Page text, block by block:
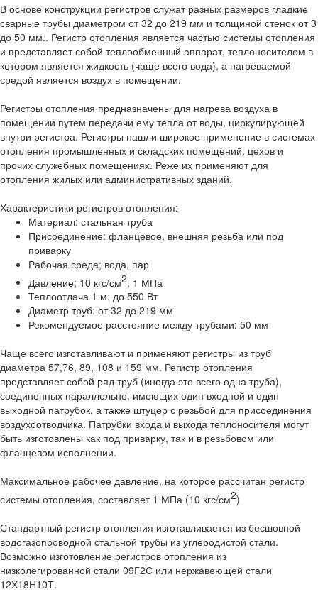
В основе конструкции регистров служат разных размеров гладкие
сварные трубы диаметром от 32 до 219 мм и толщиной стенок от 3
до 50 мм.. Регистр отопления является частью системы отопления
и представляет собой теплообменный аппарат, теплоносителем в
котором является жидкость (чаще всего вода), а нагреваемой
средой является воздух в помещении.
Регистры отопления предназначены для нагрева воздуха в
помещении путем передачи ему тепла от воды, циркулирующей
внутри регистра. Регистры нашли широкое применение в системах
отопления промышленных и складских помещений, цехов и
прочих служебных помещениях. Реже их применяют для
отопления жилых или административных зданий.
Характеристики регистров отопления:
Материал: стальная труба
Присоединение: фланцевое, внешняя резьба или под
приварку
Рабочая среда; вода, пар
Давление; 10 кгс/см2, 1 МПа
Теплоотдача 1 м: до 550 Вт
Диаметр труб: от 32 до 219 мм
Рекомендуемое расстояние между трубами: 50 мм
Чаще всего изготавливают и применяют регистры из труб
диаметра 57,76, 89, 108 и 159 мм. Регистр отопления
представляет собой ряд труб (иногда это всего одна труба),
соединенных параллельно, имеющих один входной и один
выходной патрубок, а также штуцер с резьбой для присоединения
воздухоотводчика. Патрубки входа и выхода теплоносителя могут
быть изготовлены как под приварку, так и в резьбовом или
фланцевом исполнении.
Максимальное рабочее давление, на которое рассчитан регистр
системы отопления, составляет 1 МПа (10 кгс/см2)
Стандартный регистр отопления изготавливается из бесшовной
водогазопроводной стальной трубы из углеродистой стали.
Возможно изготовление регистров отопления из
низколегированной стали 09Г2С или нержавеющей стали
12Х18Н10Т.